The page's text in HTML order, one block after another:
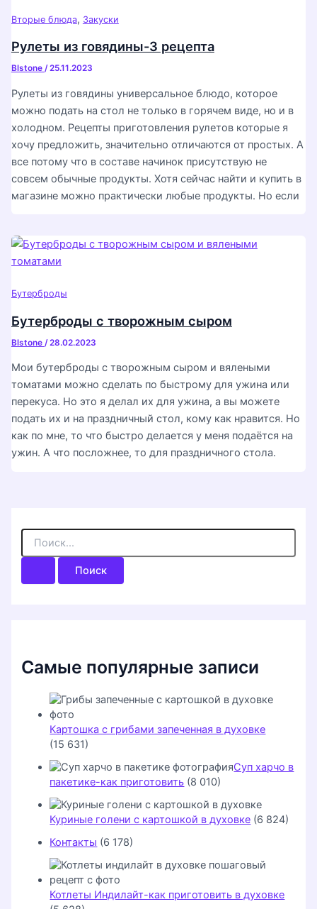
Вторые блюда, Закуски
Рулеты из говядины-3 рецепта
Blstone /25.11.2023
Рулеты из говядины универсальное блюдо, которое
можно подать на стол не только в горячем виде, но и в
холодном. Рецепты приготовления рулетов которые я
хочу предложить, значительно отличаются от простых. А
все потому что в составе начинок присутствую не
совсем обычные продукты. Хотя сейчас найти и купить в
магазине можно практически любые продукты. Но если
Бутерброды
Бутерброды с творожным сыром
Blstone /28.02.2023
Мои бутерброды с творожным сыром и вялеными
томатами можно сделать по быстрому для ужина или
перекуса. Но это я делал их для ужина, а вы можете
подать их и на праздничный стол, кому как нравится. Но
как по мне, то что быстро делается у меня подаётся на
ужин. А что посложнее, то для праздничного стола.
П
и
Самые популярные записи
Картошка с грибами запеченная в духовке
(15 631)
Суп харчо в
пакетике-как приготовить (8 010)
Куриные голени с картошкой в духовке (6 824)
Контакты (6 178)
Котлеты Индилайт-как приготовить в духовке